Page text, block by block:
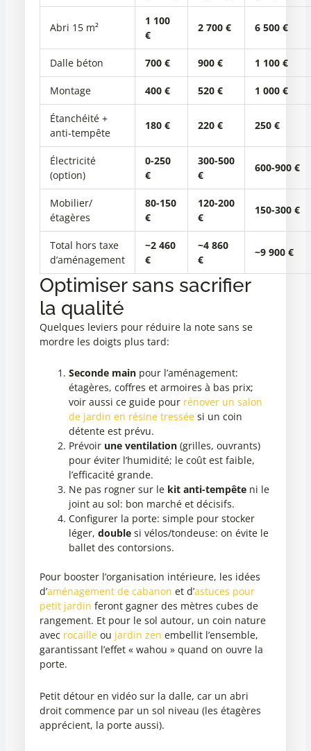
Abri 15 m²
1 100
€
2 700 € 6 500 €
Dalle béton 700 € 900 € 1 100 €
Montage 400 € 520 € 1 000 €
Étanchéité +
anti-tempête
180 € 220 € 250 €
Électricité
(option)
0-250
€
300-500
€
600-900 €
Mobilier/
étagères
80-150
€
120-200
€
150-300 €
Total hors taxe
d’aménagement
~2 460
€
~4 860
€
~9 900 €
Optimiser sans sacrifier
la qualité
Quelques leviers pour réduire la note sans se
mordre les doigts plus tard:
Seconde mainpour l’aménagement:
étagères, coffres et armoires à bas prix;
voir aussi ce guide pour rénover un salon
de jardin en résine tresséesi un coin
détente est prévu.
Prévoir une ventilation(grilles, ouvrants)
pour éviter l’humidité; le coût est faible,
l’efficacité grande.
Ne pas rogner sur le kit anti-tempêteni le
joint au sol: bon marché et décisifs.
Configurer la porte: simple pour stocker
léger, doublesi vélos/tondeuse: on évite le
ballet des contorsions.
Pour booster l’organisation intérieure, les idées
d’aménagement de cabanon et d’astuces pour
petit jardin feront gagner des mètres cubes de
rangement. Et pour le sol autour, un coin nature
avec rocailleou jardin zen embellit l’ensemble,
garantissant l’effet « wahou » quand on ouvre la
porte.
Petit détour en vidéo sur la dalle, car un abri
droit commence par un sol niveau (les étagères
apprécient, la porte aussi).